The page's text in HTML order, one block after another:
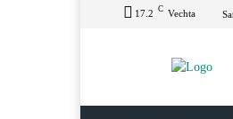
17.2 C Vechta